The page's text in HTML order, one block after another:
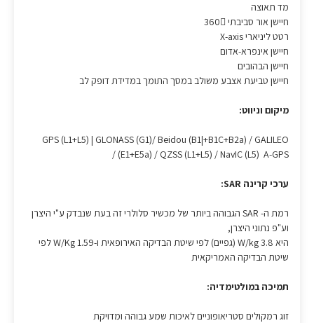
מד תאוצה
חיישן אור סביבתי 360
רטט ליניארי X-axis
חיישן אינפרא-אדום
חיישן הבהובים
חיישן טביעת אצבע משולב במסך התומך במדידת דופק לב
מיקום וניווט:
GPS (L1+L5) | GLONASS (G1)/ Beidou (B1|+B1C+B2a) / GALILEO
(E1+E5a) / QZSS (L1+L5) / NavIC (L5) A-GPS /
ערכי קרינה SAR:
רמת ה- SAR הגבוהה ביותר של מכשיר סלולרי זה בעת שנבדק ע"י היצרן
וע"פ נתוני היצרן,
היא W/kg 3.8 (גפיים) לפי שיטת הבדיקה האירופאית ו-1.59 W/Kg לפי
שיטת הבדיקה האמריקאית
תמיכה במולטימדיה:
זוג רמקולים סטריאופוניים לאיכות שמע גבוהה ומדויקת